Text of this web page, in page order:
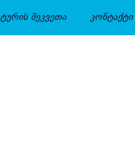
ტურის შეკვეთა კონტაქტი